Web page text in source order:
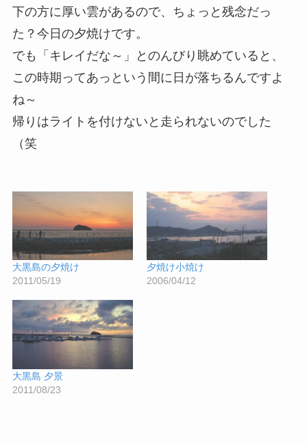
下の方に厚い雲があるので、ちょっと残念だっ
た？今日の夕焼けです。
でも「キレイだな～」とのんびり眺めていると、
この時期ってあっという間に日が落ちるんですよ
ね～
帰りはライトを付けないと走られないのでした
（笑
大黒島の夕焼け
2011/05/19
夕焼け小焼け
2006/04/12
大黒島 夕景
2011/08/23